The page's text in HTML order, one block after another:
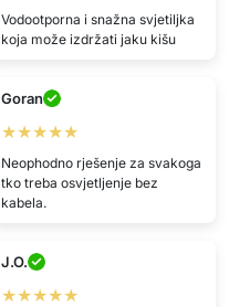
Vodootporna i snažna svjetiljka
koja može izdržati jaku kišu
Goran
★★★★★
Neophodno rješenje za svakoga
tko treba osvjetljenje bez
kabela.
J.O.
★★★★★